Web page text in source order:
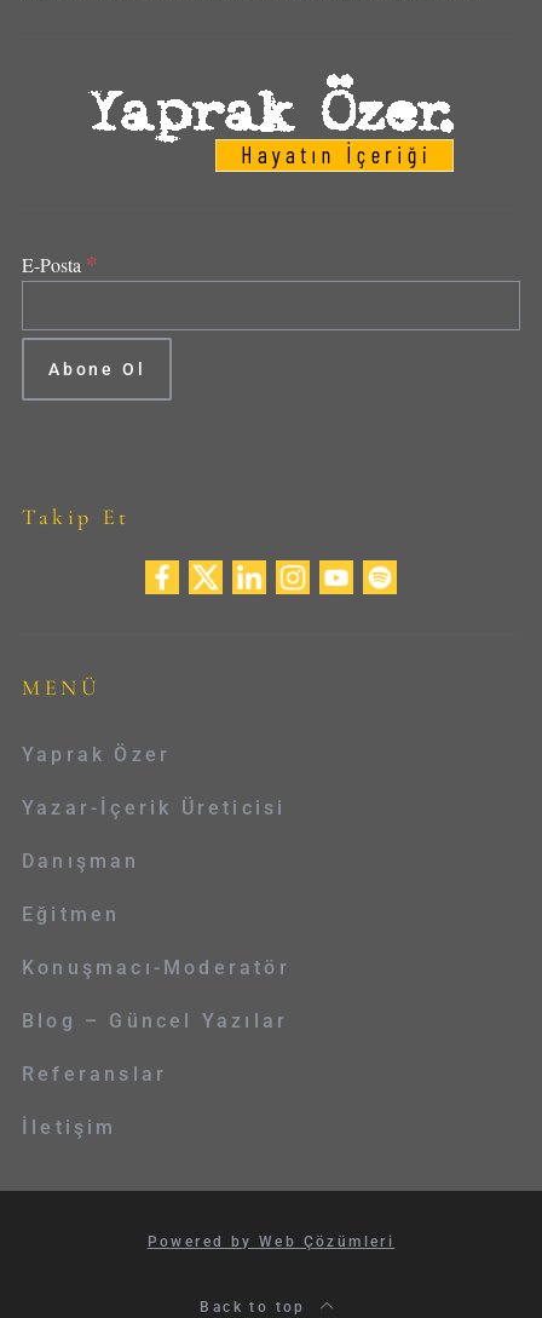
E-Posta *
Takip Et
MENÜ
Yaprak Özer
Yazar-İçerik Üreticisi
Danışman
Eğitmen
Konuşmacı-Moderatör
Blog – Güncel Yazılar
Referanslar
İletişim
Powered by Web Çözümleri
Back to top